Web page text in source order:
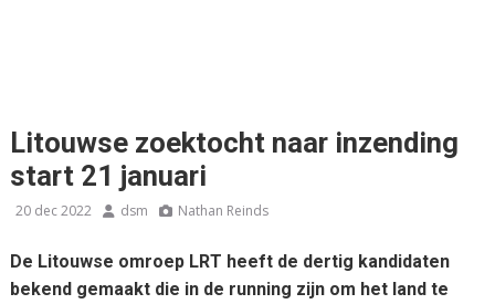
Litouwse zoektocht naar inzending
start 21 januari
20 dec 2022 dsm Nathan Reinds
De Litouwse omroep LRT heeft de dertig kandidaten
bekend gemaakt die in de running zijn om het land te